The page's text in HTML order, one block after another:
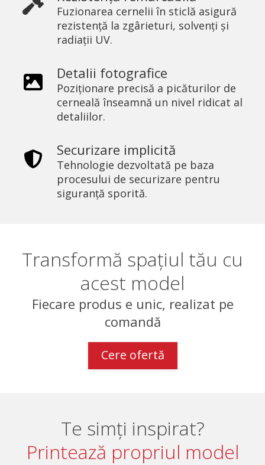
Fuzionarea cernelii în sticlă asigură
rezistență la zgârieturi, solvenți și
radiații UV.
Detalii fotografice
Poziționare precisă a picăturilor de
cerneală înseamnă un nivel ridicat al
detaliilor.
Securizare implicită
Tehnologie dezvoltată pe baza
procesului de securizare pentru
siguranță sporită.
Transformă spațiul tău cu
acest model
Fiecare produs e unic, realizat pe
comandă
Cere ofertă
Te simți inspirat?
Printează propriul model